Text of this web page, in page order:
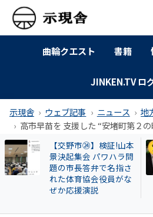
曲輪クエスト 書籍
JINKEN.TV ロ
示現舎 ウェブ記事 ニュース
地
高市早苗を 支援した “安堵町第２
【交野市㉔】検証!山本
景決起集会 パワハラ問
題の市長答弁で名指さ
れた体育協会役員がな
ぜか応援演説